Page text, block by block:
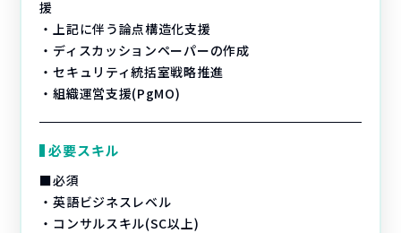
援
・上記に伴う論点構造化支援
・ディスカッションペーパーの作成
・セキュリティ統括室戦略推進
・組織運営支援(PgMO)
必要スキル
■必須
・英語ビジネスレベル
・コンサルスキル(SC以上)